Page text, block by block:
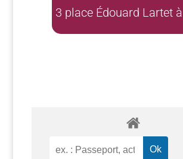
3 place Édouard Lartet